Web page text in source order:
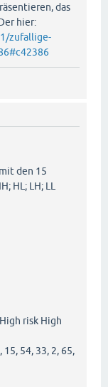
das
hier:
zufallige-
den 15
HL; LH; LL
risk High
15, 54, 33, 2, 65,